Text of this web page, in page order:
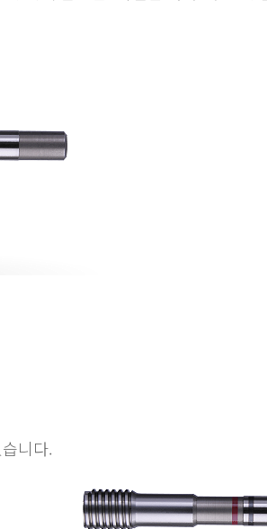
니다.